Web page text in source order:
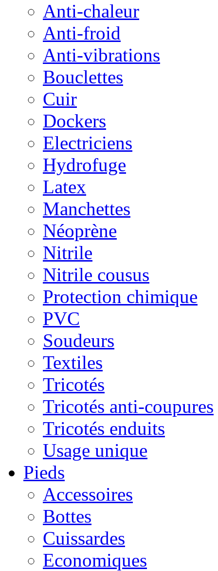
Anti-chaleur
Anti-froid
Anti-vibrations
Bouclettes
Cuir
Dockers
Electriciens
Hydrofuge
Latex
Manchettes
Néoprène
Nitrile
Nitrile cousus
Protection chimique
PVC
Soudeurs
Textiles
Tricotés
Tricotés anti-coupures
Tricotés enduits
Usage unique
Pieds
Accessoires
Bottes
Cuissardes
Economiques